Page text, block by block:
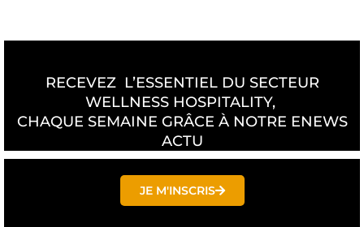
RECEVEZ L’ESSENTIEL DU SECTEUR
WELLNESS HOSPITALITY,
CHAQUE SEMAINE GRÂCE À NOTRE ENEWS
ACTU
JE M'INSCRIS